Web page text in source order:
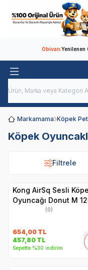
ObivanYenilenen
Markamama Köpek
Köpek
Filtrele
Kong AirSq Sesli
Oyuncağı Donut M
(0)
654,00 TL
457,80 TL
Sepette %30 indirim